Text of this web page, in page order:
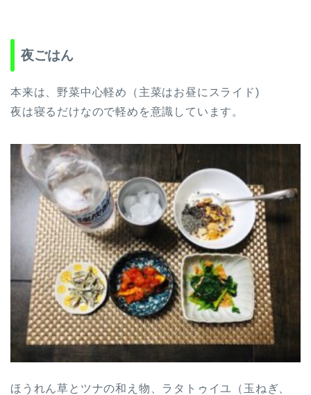
夜ごはん
本来は、野菜中心軽め（主菜はお昼にスライド)
夜は寝るだけなので軽めを意識しています。
ほうれん草とツナの和え物、ラタトゥイユ（玉ねぎ、